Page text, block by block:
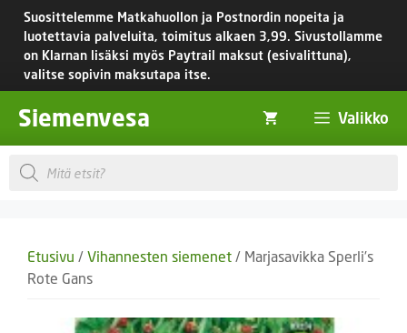
Siirry
sisältöön
Suosittelemme Matkahuollon ja Postnordin nopeita ja
luotettavia palveluita, toimitus alkaen 3,99. Sivustollamme
on Klarnan lisäksi myös Paytrail maksut (esivalittuna),
valitse sopivin maksutapa itse.
Siemenvesa Valikko
Products
search
Etusivu / Vihannesten siemenet / Marjasavikka Sperli’s
Rote Gans